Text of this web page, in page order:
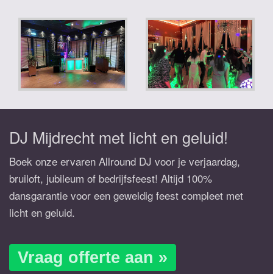
DJ Mijdrecht met licht en geluid!
Boek onze ervaren Allround DJ voor je verjaardag,
bruiloft, jubileum of bedrijfsfeest! Altijd 100%
dansgarantie voor een geweldig feest compleet met
licht en geluid.
Vraag offerte aan »